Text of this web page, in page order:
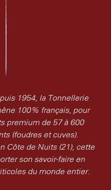
1954, la Tonnellerie
100% français, pour
premium de 57 à 600
(foudres et cuves).
Côte de Nuits (21), cette
son savoir-faire en
du monde entier.